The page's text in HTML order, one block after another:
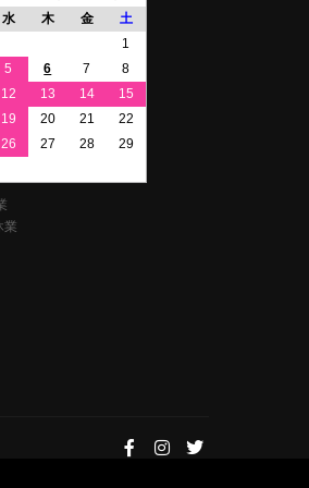
水 木 金
土
1
5 6 7
8
12 13 14
15
19 20 21
22
26 27 28
29
業